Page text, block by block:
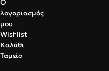
Ο
λογαριασμός
μου
Wishlist
Καλάθι
Ταμείο